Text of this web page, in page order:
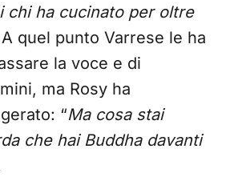
chi ha cucinato per oltre
A quel punto Varrese le ha
la voce e di
ma Rosy ha
“Ma cosa stai
che hai Buddha davanti